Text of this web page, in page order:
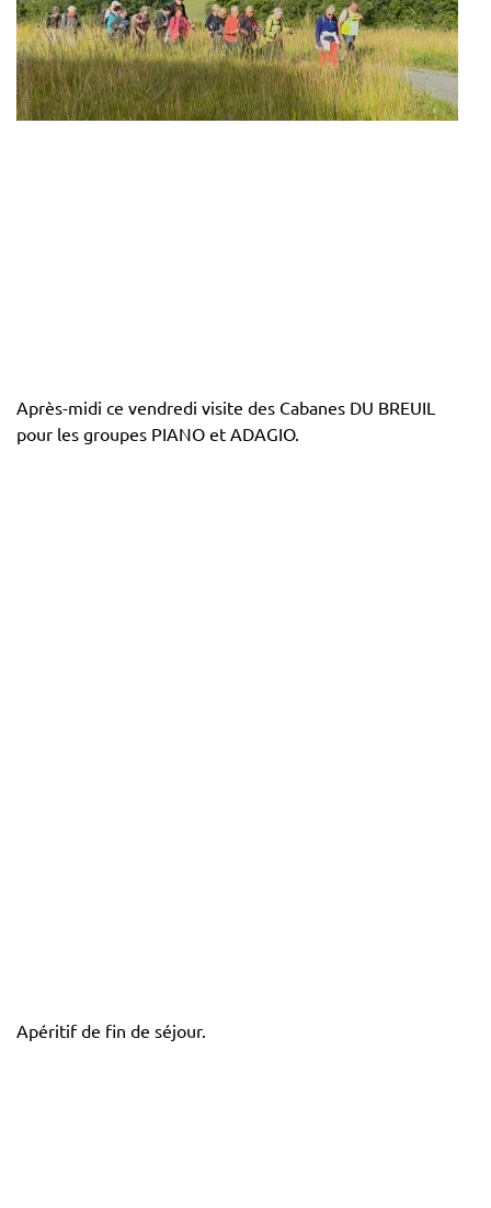
Après-midi ce vendredi visite des Cabanes DU BREUIL
pour les groupes PIANO et ADAGIO.
Apéritif de fin de séjour.